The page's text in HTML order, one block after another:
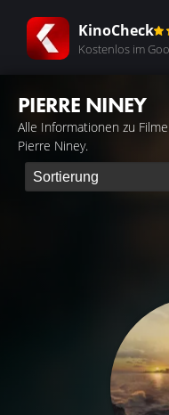
KinoCheck
Kostenlos im
PIERRE NINEY
Alle Informationen zu
Pierre Niney.